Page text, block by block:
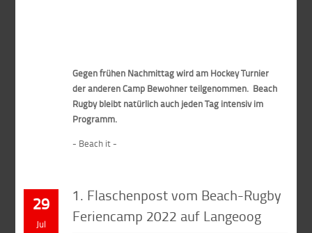
Gegen frühen Nachmittag wird am Hockey Turnier
der anderen Camp Bewohner teilgenommen. Beach
Rugby bleibt natürlich auch jeden Tag intensiv im
Programm.
- Beach it -
29
Jul
1. Flaschenpost vom Beach-Rugby
Feriencamp 2022 auf Langeoog